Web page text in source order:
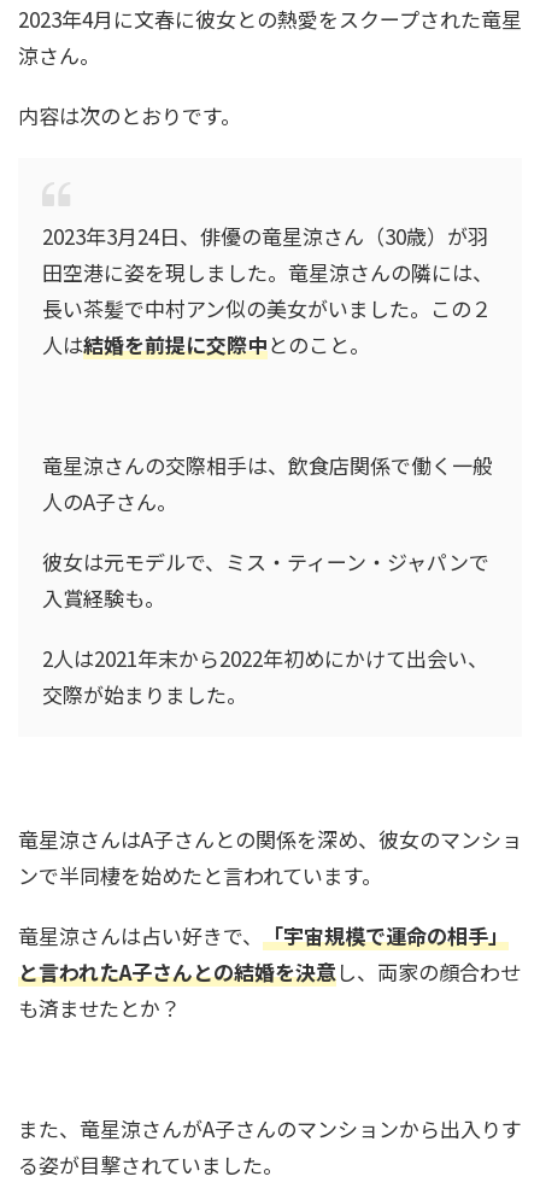
市川猿之助とのつながりも解説！
安藤和津の家系図がすごかった！祖父は犬養毅
で緒方貞子とも親戚関係！
寺島しのぶの家系図｜尾上松也や松たか子との
松たか子の家系図と家族構成を紹介！歌舞伎一
家に生まれ広がる芸能の絆
菊池風磨の家系図がすごい！親戚には織田信長
DAIGOの家系図がすごい！祖父は元総理で親戚
に千葉雄大や有名政治家も！
黒柳徹子の家系図と家族構成！お嬢様だった？
両親や兄弟姉妹の職業は
村雨辰剛(庭師)の経歴や年収は？造園会社も！個
人でも依頼できる？
2023年4月に文春に彼女との熱愛をスクープされた竜星
涼さん。
内容は次のとおりです。
2023年3月24日、俳優の竜星涼さん（30歳）が羽
田空港に姿を現しました。竜星涼さんの隣には、
長い茶髪で中村アン似の美女がいました。この２
人は結婚を前提に交際中とのこと。
竜星涼さんの交際相手は、飲食店関係で働く一般
人のA子さん。
彼女は元モデルで、ミス・ティーン・ジャパンで
入賞経験も。
2人は2021年末から2022年初めにかけて出会い、
交際が始まりました。
竜星涼さんはA子さんとの関係を深め、彼女のマンショ
ンで半同棲を始めたと言われています。
竜星涼さんは占い好きで、 「宇宙規模で運命の相手」
と言われたA子さんとの結婚を決意し、両家の顔合わせ
も済ませたとか？
また、竜星涼さんがA子さんのマンションから出入りす
る姿が目撃されていました。